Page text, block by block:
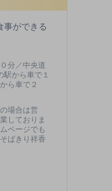
事ができる
分／中央道
から車で１
ら車で２
場合は営
しておりま
ページでも
ばきり祥香